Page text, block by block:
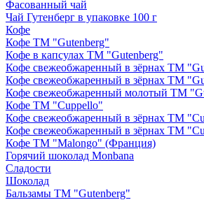
Фасованный чай
Чай Гутенберг в упаковке 100 г
Кофе
Кофе ТМ "Gutenberg"
Кофе в капсулах ТМ "Gutenberg"
Кофе свежеобжаренный в зёрнах ТМ
Кофе свежеобжаренный в зёрнах ТМ
Кофе свежеобжаренный молотый ТМ
Кофе ТМ "Cuppello"
Кофе свежеобжаренный в зёрнах ТМ
Кофе свежеобжаренный в зёрнах ТМ
Кофе ТМ "Malongo" (Франция)
Горячий шоколад Monbana
Сладости
Шоколад
Бальзамы ТМ "Gutenberg"